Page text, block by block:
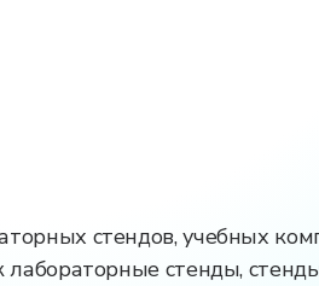
стендов, учебных
лабораторные стенды,